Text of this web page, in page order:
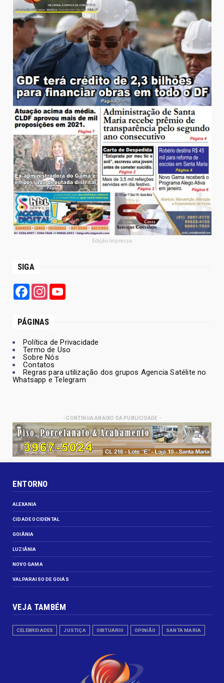
Edição Impressa
SIGA
FacebookInstagram
PÁGINAS
Política de Privacidade
Termo de Uso
Sobre Nós
Contatos
Regras para utilização dos grupos Agencia Satélite no
Whatsapp e Telegram
- CONTINUA ABAIXO DA PUBLICIDADE -
ENTORNO
ALEXANIA
CIDADE OCIDENTAL
GOIÂNIA
LUZIÂNIA
NOVO GAMA
VALPARAISO DE GOIÁS
VEJA TAMBÉM
CELEBRIDADES JUSTIÇA OBITUÁRIO OPINIÃO SANTA MARIA